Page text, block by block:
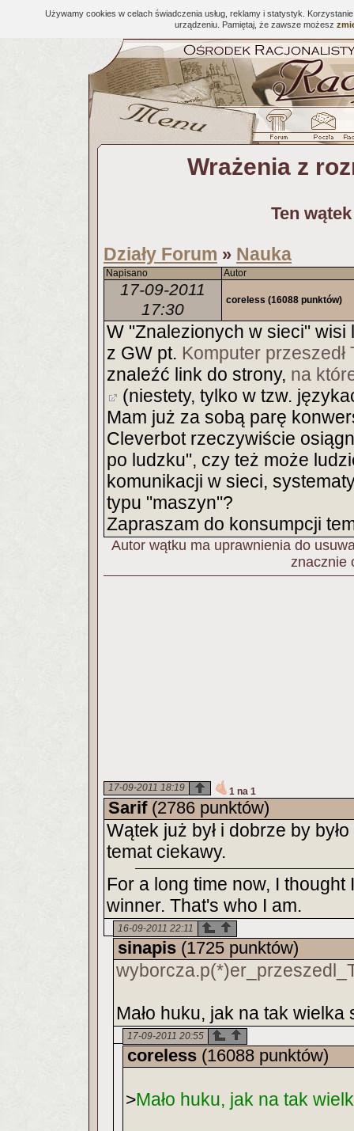
Używamy cookies w celach świadczenia usług, reklamy i statystyk.
urządzeniu. Pamiętaj, że zawsze możesz
Wrażenia z
Ten
Działy Forum » Nauka
Napisano Autor
17-09-2011
17:30
coreless (16088 punktów)
W "Znalezionych w sieci" wisi
z GW pt. Komputer przeszedł
znaleźć link do strony, na
(niestety, tylko w tzw.
Mam już za sobą parę
Cleverbot rzeczywiście
po ludzku", czy też może
komunikacji w sieci,
typu "maszyn"?
Zapraszam do konsumpcji
Autor wątku ma uprawnienia do
znacznie
17-09-2011 18:19 1 na 1
Sarif(2786 punktów)
Wątek już był i dobrze by
temat ciekawy.
For a long time now, I
winner. That's who I am.
16-09-2011 22:11
sinapis (1725 punktów)
Mało huku, jak na tak wielka
17-09-2011 20:55
coreless (16088 punktów)
>Mało huku, jak na tak